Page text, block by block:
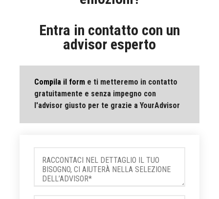
Entra in contatto con un
advisor esperto
Compila il form e ti metteremo in contatto
gratuitamente e senza impegno con
l'advisor giusto per te grazie a YourAdvisor